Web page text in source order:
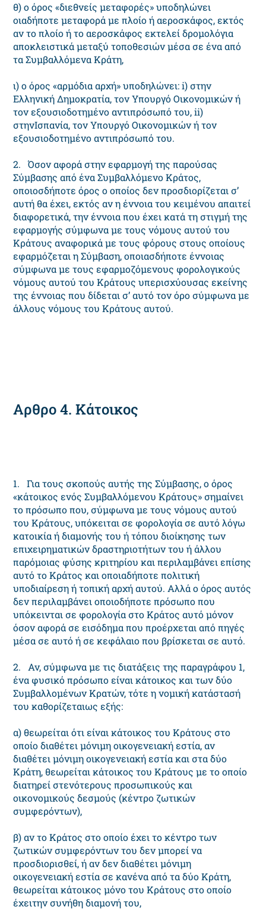
θ) ο όρος «διεθνείς μεταφορές» υποδηλώνει
οιαδήποτε μεταφορά με πλοίο ή αεροσκάφος, εκτός
αν το πλοίο ή το αεροσκάφος εκτελεί δρομολόγια
αποκλειστικά μεταξύ τοποθεσιών μέσα σε ένα από
τα Συμβαλλόμενα Κράτη,
ι) ο όρος «αρμόδια αρχή» υποδηλώνει: i) στην
Ελληνική Δημοκρατία, τον Υπουργό Οικονομικών ή
τον εξουσιοδοτημένο αντιπρόσωπό του, ii)
στηνΙσπανία, τον Υπουργό Οικονομικών ή τον
εξουσιοδοτημένο αντιπρόσωπό του.
2. Όσον αφορά στην εφαρμογή της παρούσας
Σύμβασης από ένα Συμβαλλόμενο Κράτος,
οποιοσδήποτε όρος ο οποίος δεν προσδιορίζεται σ’
αυτή θα έχει, εκτός αν η έννοια του κειμένου απαιτεί
διαφορετικά, την έννοια που έχει κατά τη στιγμή της
εφαρμογής σύμφωνα με τους νόμους αυτού του
Κράτους αναφορικά με τους φόρους στους οποίους
εφαρμόζεται η Σύμβαση, οποιασδήποτε έννοιας
σύμφωνα με τους εφαρμοζόμενους φορολογικούς
νόμους αυτού του Κράτους υπερισχύουσας εκείνης
της έννοιας που δίδεται σ’ αυτό τον όρο σύμφωνα με
άλλους νόμους του Κράτους αυτού.
Αρθρο 4. Κάτοικος
1. Για τους σκοπούς αυτής της Σύμβασης, ο όρος
«κάτοικος ενός Συμβαλλόμενου Κράτους» σημαίνει
το πρόσωπο που, σύμφωνα με τους νόμους αυτού
του Κράτους, υπόκειται σε φορολογία σε αυτό λόγω
κατοικία ή διαμονής του ή τόπου διοίκησης των
επιχειρηματικών δραστηριοτήτων του ή άλλου
παρόμοιας φύσης κριτηρίου και περιλαμβάνει επίσης
αυτό το Κράτος και οποιαδήποτε πολιτική
υποδιαίρεση ή τοπική αρχή αυτού. Αλλά ο όρος αυτός
δεν περιλαμβάνει οποιοδήποτε πρόσωπο που
υπόκεινται σε φορολογία στο Κράτος αυτό μόνον
όσον αφορά σε εισόδημα που προέρχεται από πηγές
μέσα σε αυτό ή σε κεφάλαιο που βρίσκεται σε αυτό.
2. Αν, σύμφωνα με τις διατάξεις της παραγράφου 1,
ένα φυσικό πρόσωπο είναι κάτοικος και των δύο
Συμβαλλομένων Κρατών, τότε η νομική κατάστασή
του καθορίζεταιως εξής:
α) θεωρείται ότι είναι κάτοικος του Κράτους στο
οποίο διαθέτει μόνιμη οικογενειακή εστία, αν
διαθέτει μόνιμη οικογενειακή εστία και στα δύο
Κράτη, θεωρείται κάτοικος του Κράτους με το οποίο
διατηρεί στενότερους προσωπικούς και
οικονομικούς δεσμούς (κέντρο ζωτικών
συμφερόντων),
β) αν το Κράτος στο οποίο έχει το κέντρο των
ζωτικών συμφερόντων του δεν μπορεί να
προσδιορισθεί, ή αν δεν διαθέτει μόνιμη
οικογενειακή εστία σε κανένα από τα δύο Κράτη,
θεωρείται κάτοικος μόνο του Κράτους στο οποίο
έχειτην συνήθη διαμονή του,